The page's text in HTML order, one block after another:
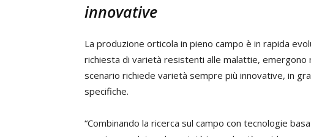
innovative
La produzione orticola in pieno campo è in rapida
richiesta di varietà resistenti alle malattie,
scenario richiede varietà sempre più innovative, in
specifiche.
“Combinando la ricerca sul campo con tecnologie